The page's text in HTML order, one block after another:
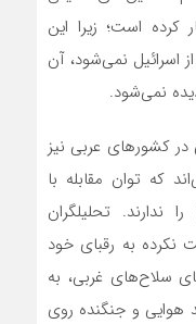
کرده است؛ زیرا این
اسرائیل نمی‌شود، آن
نمی‌شود.
در کشورهای عربی نیز
که توان مقابله با
ندارند. تحلیلگران
نکرده به رقبای خود
سلاح‌های غربی، به
هوایی و جنگنده روی